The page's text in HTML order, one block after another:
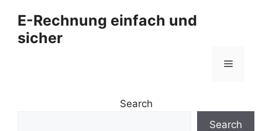
Inhalt
springen
E-Rechnung einfach und
sicher
Menü
Search
Search